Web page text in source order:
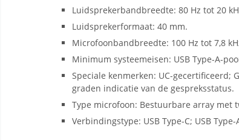
Luidsprekerbandbreedte: 80 Hz tot 20
Luidsprekerformaat: 40 mm.
Microfoonbandbreedte: 100 Hz tot 7,8
Minimum systeemeisen: USB Type-A-
Speciale kenmerken: UC-gecertificeerd;
graden indicatie van de gespreksstatus.
Type microfoon: Bestuurbare array met
Verbindingstype: USB Type-C; USB Type-